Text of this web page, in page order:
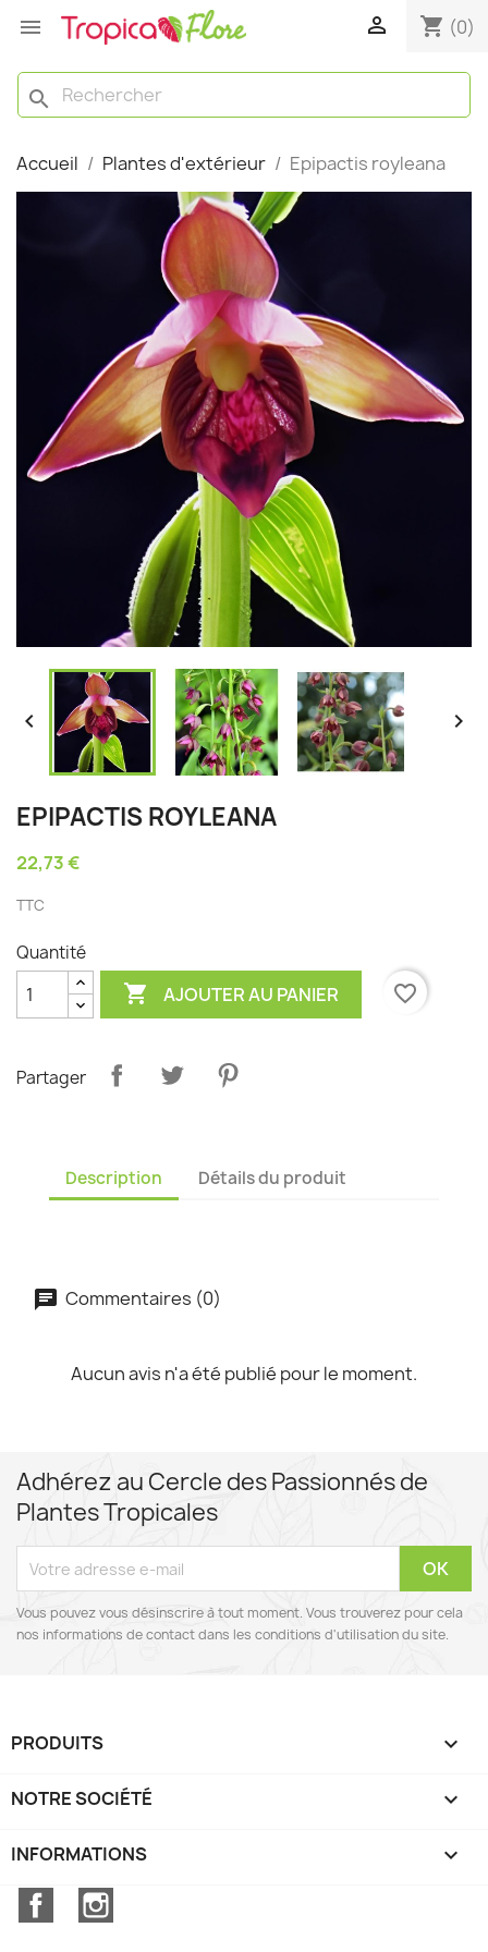
  shopping_cart (0)
search
Accueil Plantes d'extérieur Epipactis royleana
 
EPIPACTIS ROYLEANA
22,73 €
TTC
Quantité
 AJOUTER AU PANIER favorite_border
Partager
Description Détails du produit
Commentaires (0)
Aucun avis n'a été publié pour le moment.
Adhérez au Cercle des Passionnés de
Plantes Tropicales
Vous pouvez vous désinscrire à tout moment. Vous trouverez pour cela
nos informations de contact dans les conditions d'utilisation du site.
PRODUITS 
NOTRE SOCIÉTÉ 
INFORMATIONS keyboard_arrow_down
Facebook